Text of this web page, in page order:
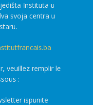
Instituta u
svoja centra u
veuillez remplir le
:
ispunite